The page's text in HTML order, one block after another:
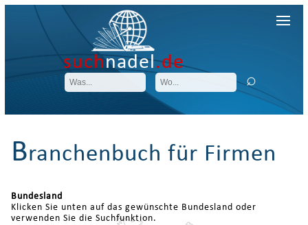
suchnadel.de
Branchenbuch für Firmen
Bundesland
Klicken Sie unten auf das gewünschte Bundesland oder
verwenden Sie die Suchfunktion.